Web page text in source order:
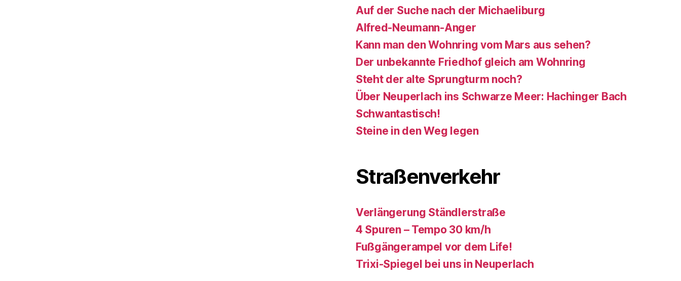
Auf der Suche nach der Michaeliburg
Alfred-Neumann-Anger
Kann man den Wohnring vom Mars aus sehen?
Der unbekannte Friedhof gleich am Wohnring
Steht der alte Sprungturm noch?
Über Neuperlach ins Schwarze Meer: Hachinger Bach
Schwantastisch!
Steine in den Weg legen
Straßenverkehr
Verlängerung Ständlerstraße
4 Spuren – Tempo 30 km/h
Fußgängerampel vor dem Life!
Trixi-Spiegel bei uns in Neuperlach